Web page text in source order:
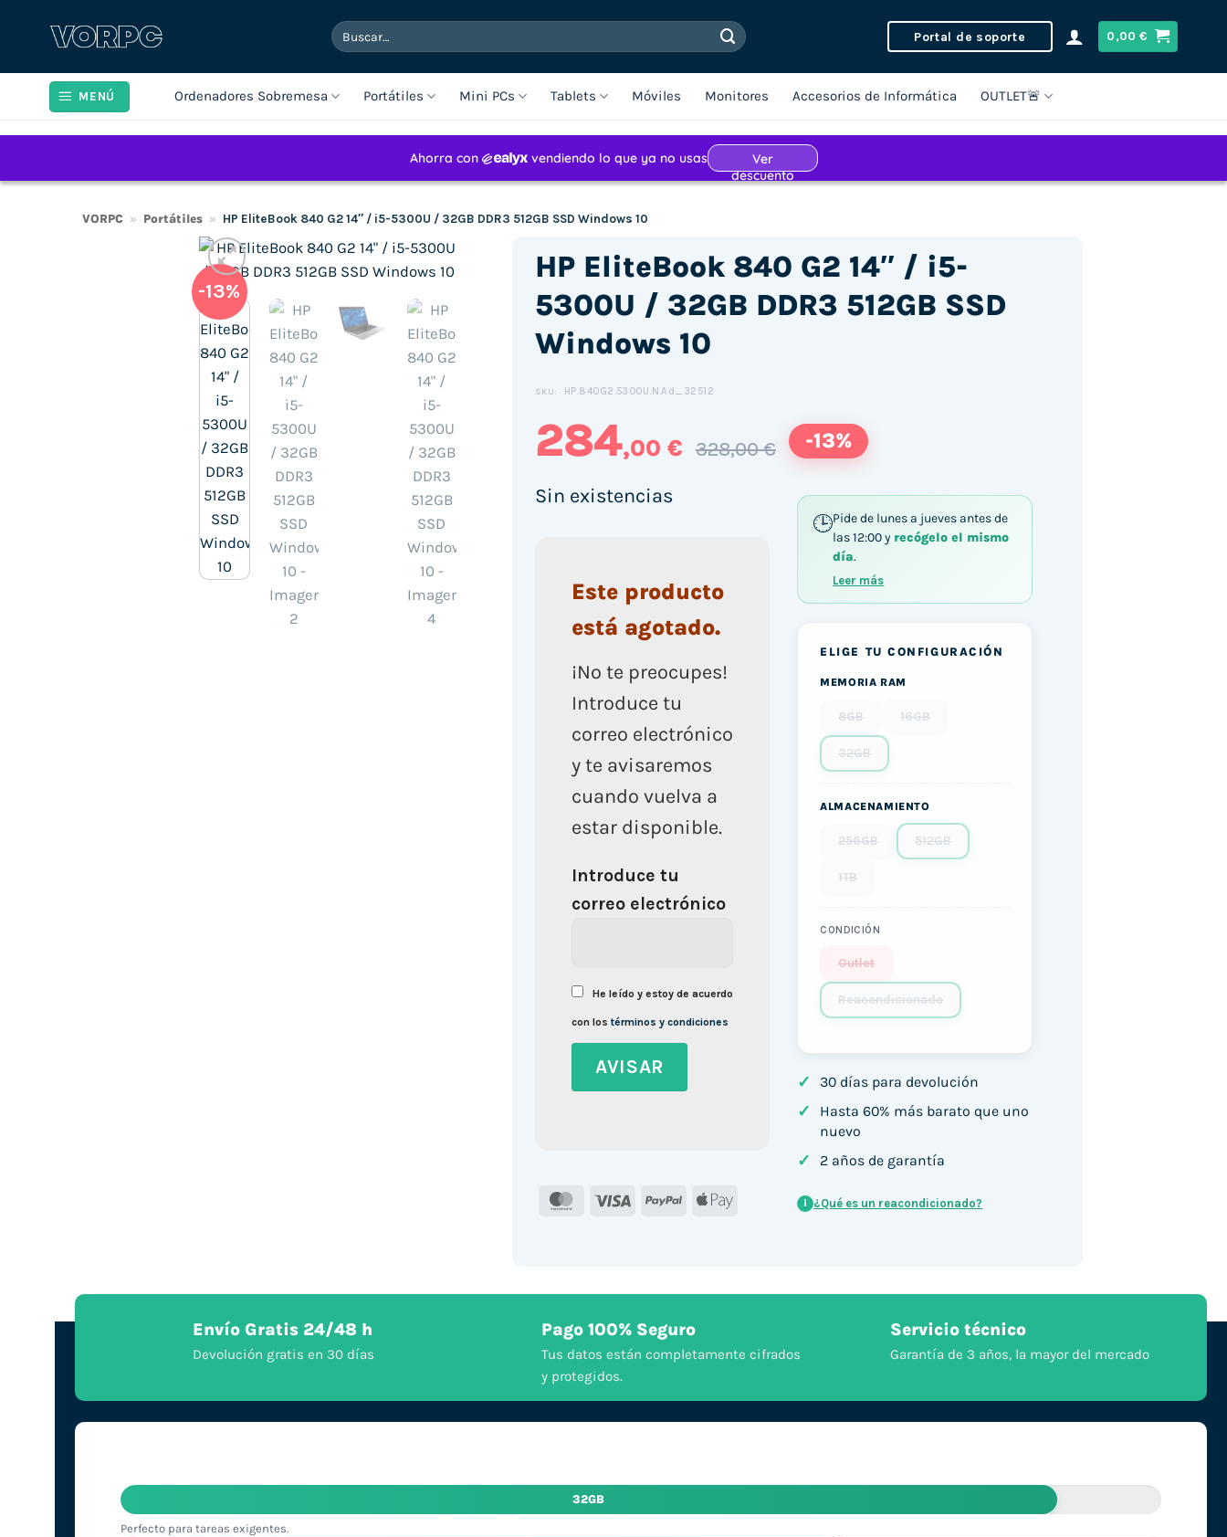
Buscar
por:
Portal de soporte 0,00€
MENÚ Ordenadores Sobremesa Portátiles Mini PCs Tablets Móviles Monitores Accesorios de Informática OUTLET🚨
VORPC » Portátiles » HP EliteBook 840 G2 14″ / i5-5300U / 32GB DDR3 512GB SSD Windows 10
-13%
HP EliteBook 840 G2 14″ / i5-
5300U / 32GB DDR3 512GB SSD
Windows 10
SKU: HP.840G2.5300U.N.Ad_32512
284,00 € 328,00 € -13%
Sin existencias
Este producto
está agotado.
¡No te preocupes!
Introduce tu
correo electrónico
y te avisaremos
cuando vuelva a
estar disponible.
Introduce tu
correo electrónico
He leído y estoy de acuerdo
con lostérminos y condiciones
MasterCard
Visa PayPal Apple
Pide de lunes a jueves antes de
las 12:00 y recógelo el mismo
día.
Leer más
ELIGE TU CONFIGURACIÓN
MEMORIA RAM
8GB 16GB
32GB
ALMACENAMIENTO
256GB 512GB
1TB
CONDICIÓN
Outlet
Reacondicionado
✓ 30 días para devolución
✓
Hasta 60% más barato que uno
nuevo
✓ 2 años de garantía
i ¿Qué es un reacondicionado?
Envío Gratis 24/48 h
Devolución gratis en 30 días
Pago 100% Seguro
Tus datos están completamente cifrados
y protegidos.
Servicio técnico
Garantía de 3 años, la mayor del mercado
32GB
Perfecto para tareas exigentes.